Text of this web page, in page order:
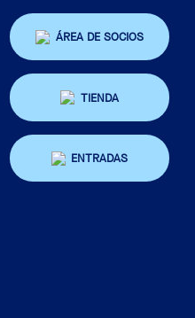
ÁREA DE SOCIOS
TIENDA
ENTRADAS